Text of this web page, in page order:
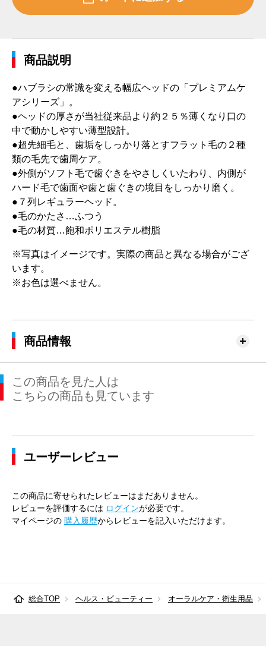
商品説明
●ハブラシの常識を変える幅広ヘッドの「プレミアムケ
アシリーズ」。
●ヘッドの厚さが当社従来品より約２５％薄くなり口の
中で動かしやすい薄型設計。
●超先細毛と、歯垢をしっかり落とすフラット毛の２種
類の毛先で歯周ケア。
●外側がソフト毛で歯ぐきをやさしくいたわり、内側が
ハード毛で歯面や歯と歯ぐきの境目をしっかり磨く。
●７列レギュラーヘッド。
●毛のかたさ…ふつう
●毛の材質…飽和ポリエステル樹脂
※写真はイメージです。実際の商品と異なる場合がござ
います。
※お色は選べません。
商品情報
この商品を見た人は
こちらの商品も見ています
ユーザーレビュー
この商品に寄せられたレビューはまだありません。
レビューを評価するには ログインが必要です。
マイページの 購入履歴からレビューを記入いただけます。
総合TOP ヘルス・ビューティー オーラルケア・衛生用品